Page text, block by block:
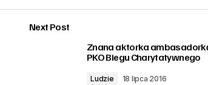
Next Post
Znana aktorka
PKO Biegu Charytatywnego
Ludzie 18 lipca 2016